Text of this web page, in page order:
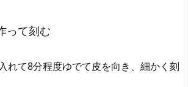
って刻む
れて8分程度ゆでて皮を向き、細かく刻